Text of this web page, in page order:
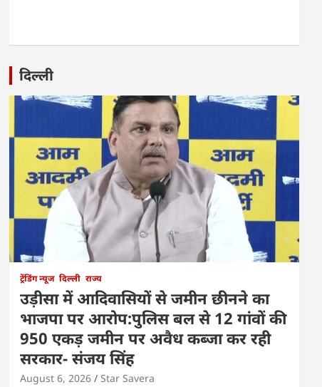
दिल्ली
ट्रेंडिंग न्यूज दिल्ली राज्य
उड़ीसा में आदिवासियों से जमीन छीनने का
भाजपा पर आरोप:पुलिस बल से 12 गांवों की
950 एकड़ जमीन पर अवैध कब्जा कर रही
सरकार- संजय सिंह
August 6, 2026 Star Savera